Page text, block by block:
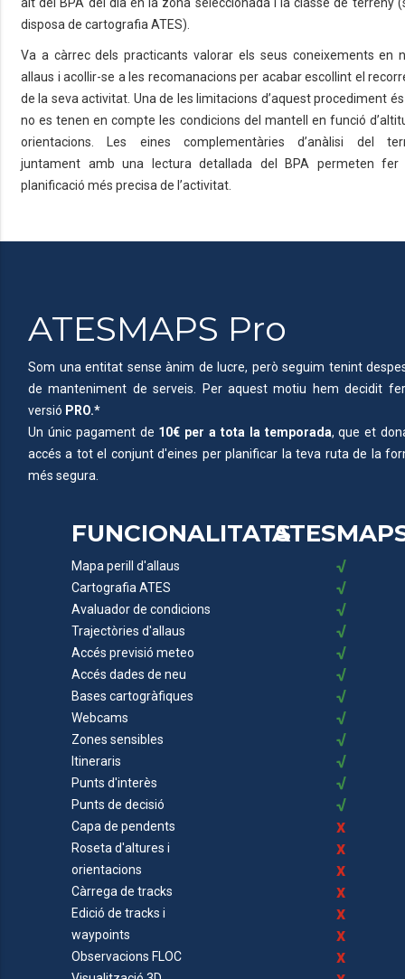
disposa de cartografia ATES).
Va a càrrec dels practicants valorar els seus coneixements en
allaus i acollir-se a les recomanacions per acabar escollint el
de la seva activitat. Una de les limitacions d’aquest procediment
no es tenen en compte les condicions del mantell en funció
orientacions. Les eines complementàries d’anàlisi del
juntament amb una lectura detallada del BPA permeten fer
planificació més precisa de l’activitat.
ATESMAPS Pro
Som una entitat sense ànim de lucre, però seguim tenint
de manteniment de serveis. Per aquest motiu hem decidit
versió PRO.*
Un únic pagament de 10€ per a tota la temporada, que et
accés a tot el conjunt d'eines per planificar la teva ruta de la
més segura.
FUNCIONALITATS
Mapa perill d'allaus
Cartografia ATES
Avaluador de condicions
Trajectòries d'allaus
Accés previsió meteo
Accés dades de neu
Bases cartogràfiques
Webcams
Zones sensibles
Itineraris
Punts d'interès
Punts de decisió
Capa de pendents
Roseta d'altures i
orientacions
Càrrega de tracks
Edició de tracks i
waypoints
Observacions FLOC
√
√
√
√
√
√
√
√
√
√
√
√
x
x
x
x
x
x
x